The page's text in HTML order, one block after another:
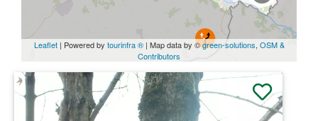
Leaflet| Powered by tourinfra ®| Map data by ©green-solutions, OSM &
Contributors